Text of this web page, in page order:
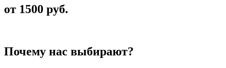
от 1500 руб.
Почему нас выбирают?